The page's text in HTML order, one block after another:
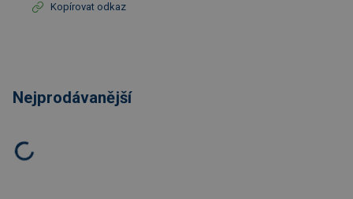
Kopírovat odkaz
Nejprodávanější